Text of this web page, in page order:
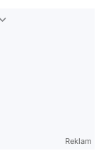
Reklam